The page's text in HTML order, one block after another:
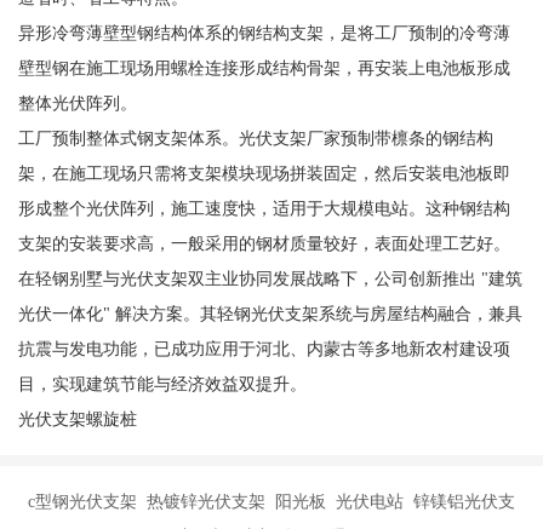
异形冷弯薄壁型钢结构体系的钢结构支架，是将工厂预制的冷弯薄
壁型钢在施工现场用螺栓连接形成结构骨架，再安装上电池板形成
整体光伏阵列。
工厂预制整体式钢支架体系。光伏支架厂家预制带檩条的钢结构
架，在施工现场只需将支架模块现场拼装固定，然后安装电池板即
形成整个光伏阵列，施工速度快，适用于大规模电站。这种钢结构
支架的安装要求高，一般采用的钢材质量较好，表面处理工艺好。
在轻钢别墅与光伏支架双主业协同发展战略下，公司创新推出 "建筑
光伏一体化" 解决方案。其轻钢光伏支架系统与房屋结构融合，兼具
抗震与发电功能，已成功应用于河北、内蒙古等多地新农村建设项
目，实现建筑节能与经济效益双提升。
光伏支架螺旋桩
c型钢光伏支架 热镀锌光伏支架 阳光板 光伏电站 锌镁铝光伏支